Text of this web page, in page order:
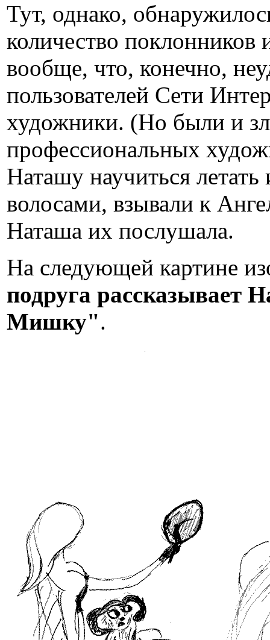
Тут, однако,
количество поклонников
вообще, что, конечно,
пользователей Сети
художники. (Но были и
профессиональных
Наташу научиться летать
волосами, взывали к
Наташа их послушала.
На следующей картине
подруга рассказывает
Мишку".